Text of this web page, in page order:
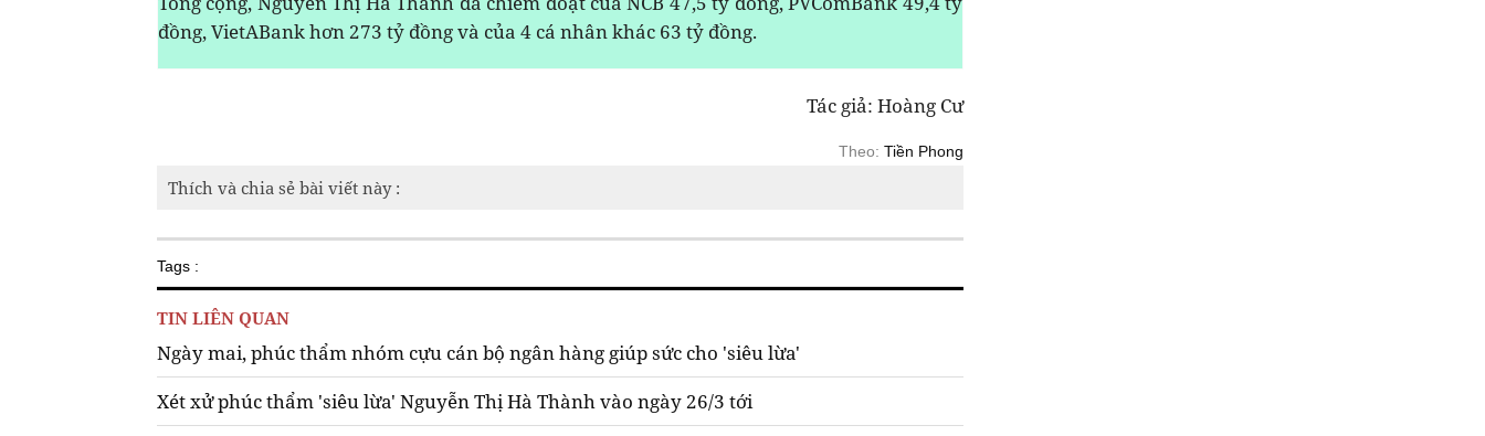
đồng, VietABank hơn 273 tỷ đồng và của 4 cá nhân khác 63 tỷ đồng.
Tác giả: Hoàng Cư
Theo: Tiền Phong
Thích và chia sẻ bài viết này :
Tags :
TIN LIÊN QUAN
Ngày mai, phúc thẩm nhóm cựu cán bộ ngân hàng giúp sức cho 'siêu lừa'
Xét xử phúc thẩm 'siêu lừa' Nguyễn Thị Hà Thành vào ngày 26/3 tới